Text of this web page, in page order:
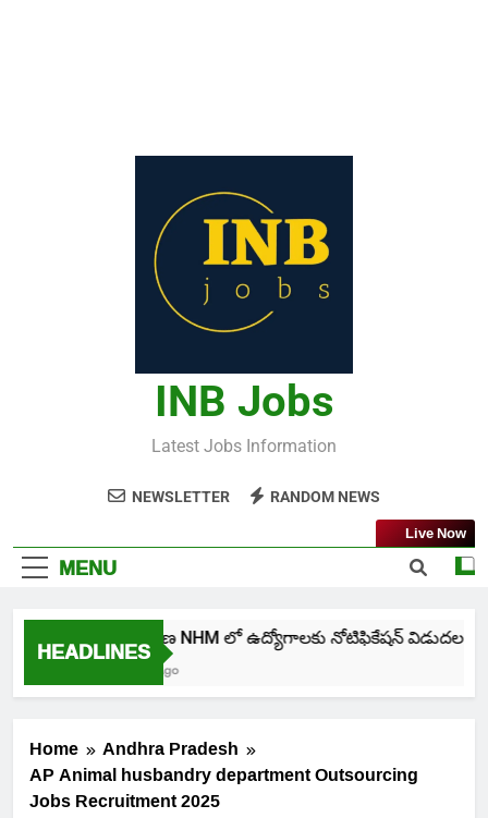
INB Jobs
Latest Jobs Information
NEWSLETTER RANDOM NEWS
MENU
Live Now
HEADLINESతెలంగాణ NHM లో ఉద్యోగాలకు నోటిఫికేషన్ విడుదల
Home
Andhra Pradesh
AP Animal husbandry department Outsourcing
Jobs Recruitment 2025